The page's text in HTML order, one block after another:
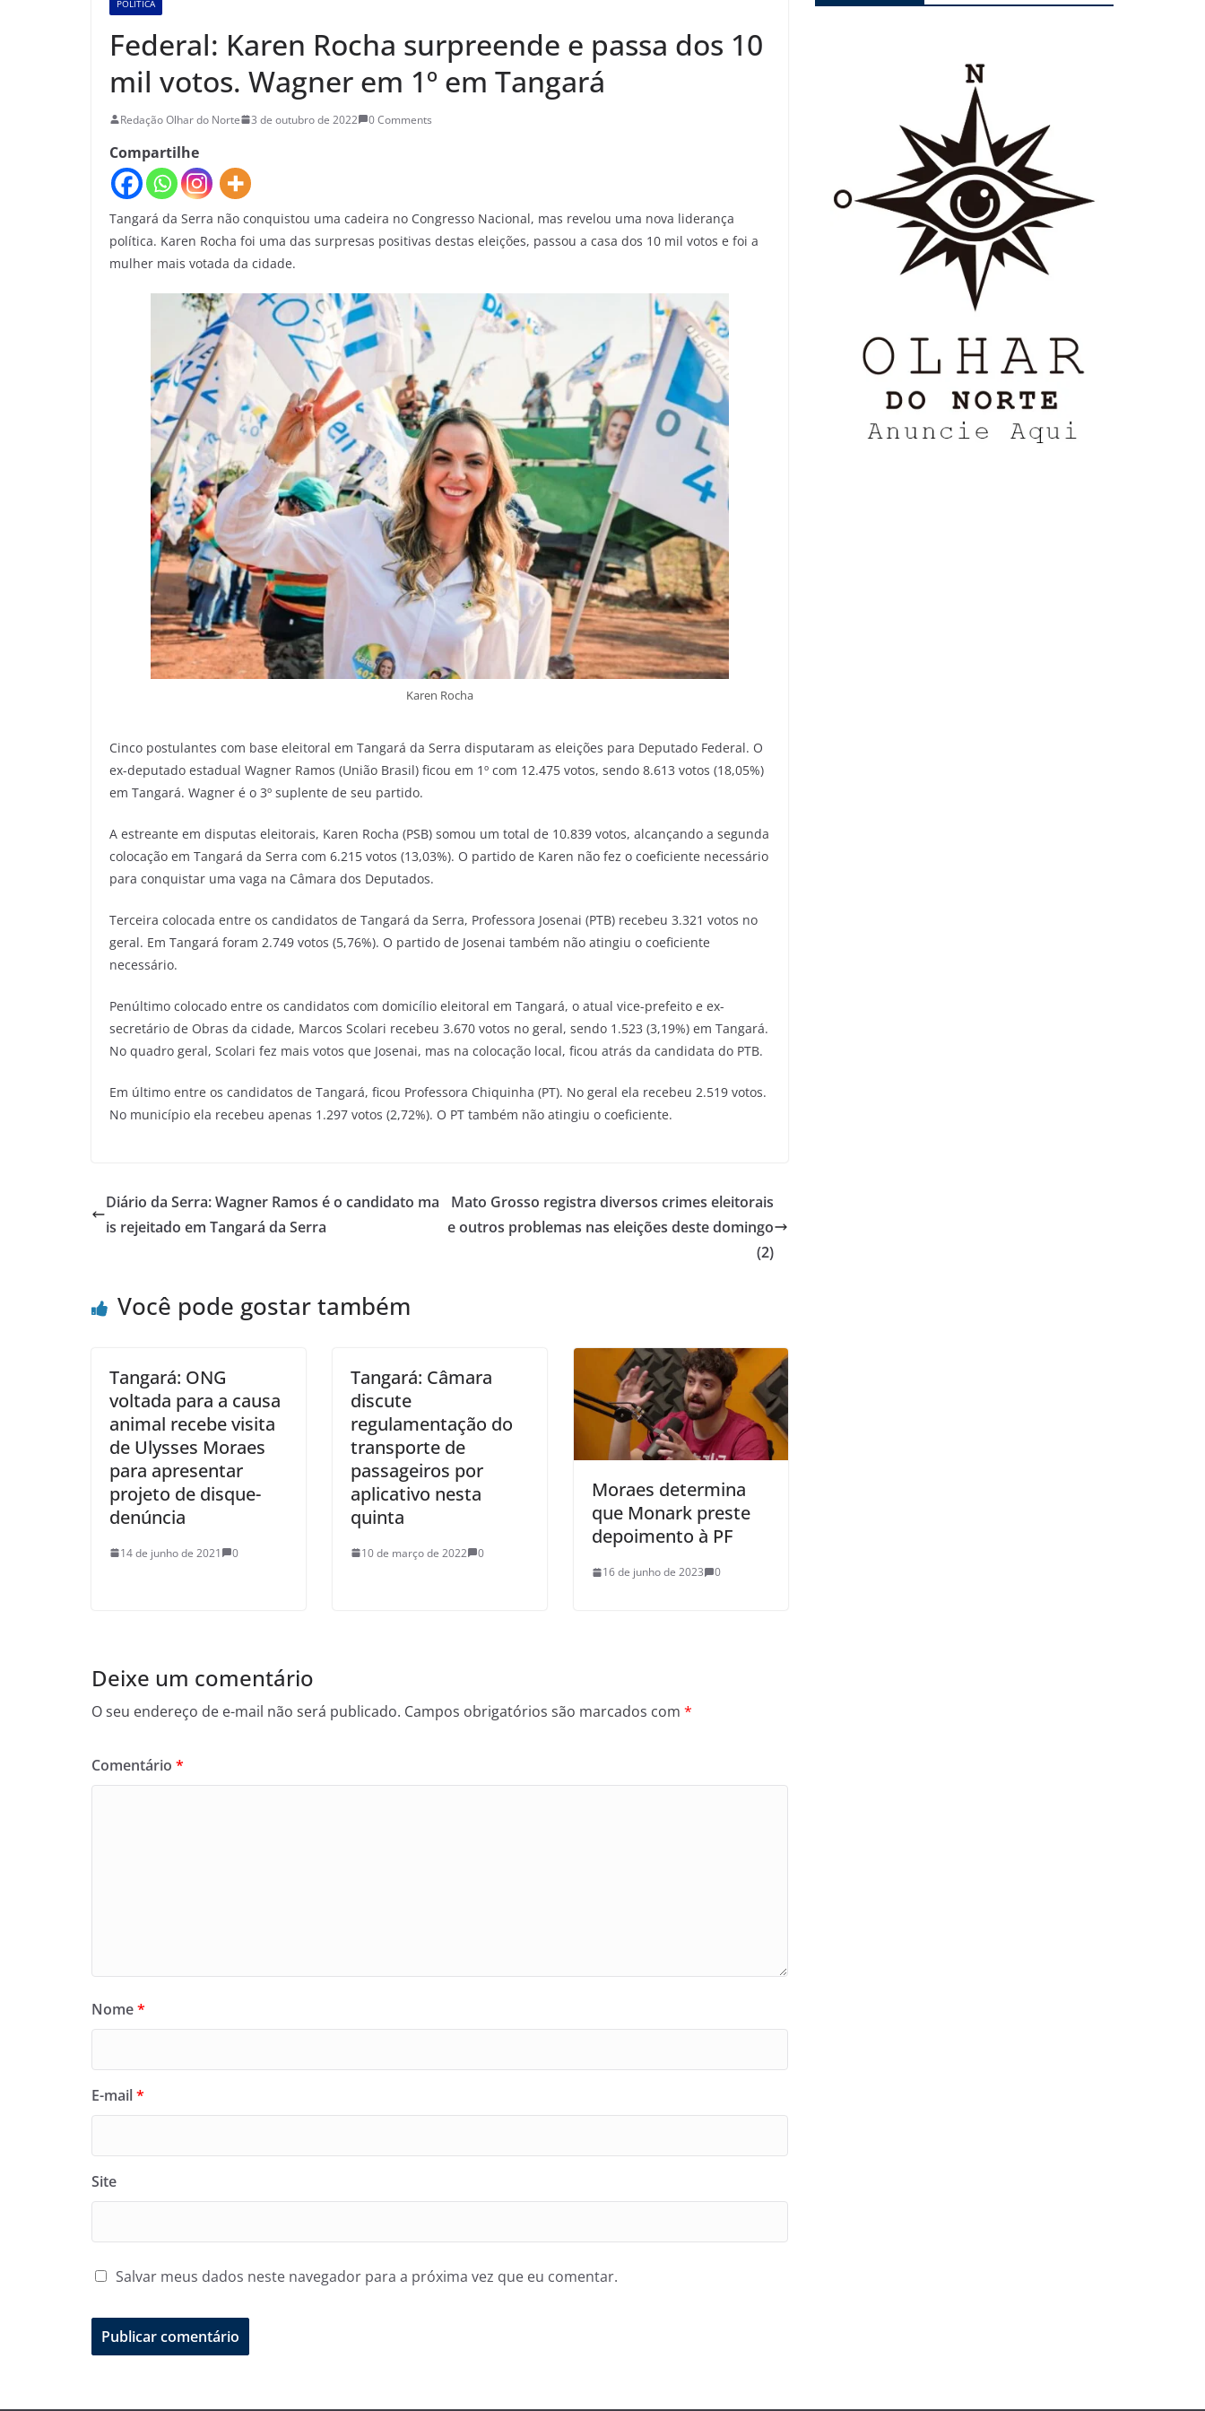
POLÍTICA
Federal: Karen Rocha surpreende e passa dos 10
mil votos. Wagner em 1º em Tangará
Redação Olhar do Norte 3 de outubro de 2022 0 Comments
Compartilhe
Tangará da Serra não conquistou uma cadeira no Congresso Nacional, mas revelou uma nova liderança
política. Karen Rocha foi uma das surpresas positivas destas eleições, passou a casa dos 10 mil votos e foi a
mulher mais votada da cidade.
Karen Rocha
Cinco postulantes com base eleitoral em Tangará da Serra disputaram as eleições para Deputado Federal. O
ex-deputado estadual Wagner Ramos (União Brasil) ficou em 1º com 12.475 votos, sendo 8.613 votos (18,05%)
em Tangará. Wagner é o 3º suplente de seu partido.
A estreante em disputas eleitorais, Karen Rocha (PSB) somou um total de 10.839 votos, alcançando a segunda
colocação em Tangará da Serra com 6.215 votos (13,03%). O partido de Karen não fez o coeficiente necessário
para conquistar uma vaga na Câmara dos Deputados.
Terceira colocada entre os candidatos de Tangará da Serra, Professora Josenai (PTB) recebeu 3.321 votos no
geral. Em Tangará foram 2.749 votos (5,76%). O partido de Josenai também não atingiu o coeficiente
necessário.
Penúltimo colocado entre os candidatos com domicílio eleitoral em Tangará, o atual vice-prefeito e ex-
secretário de Obras da cidade, Marcos Scolari recebeu 3.670 votos no geral, sendo 1.523 (3,19%) em Tangará.
No quadro geral, Scolari fez mais votos que Josenai, mas na colocação local, ficou atrás da candidata do PTB.
Em último entre os candidatos de Tangará, ficou Professora Chiquinha (PT). No geral ela recebeu 2.519 votos.
No município ela recebeu apenas 1.297 votos (2,72%). O PT também não atingiu o coeficiente.
Diário da Serra: Wagner Ramos é o candidato ma
is rejeitado em Tangará da Serra
Mato Grosso registra diversos crimes eleitorais
e outros problemas nas eleições deste domingo
(2)
Você pode gostar também
Tangará: ONG
voltada para a causa
animal recebe visita
de Ulysses Moraes
para apresentar
projeto de disque-
denúncia
14 de junho de 2021 0
Tangará: Câmara
discute
regulamentação do
transporte de
passageiros por
aplicativo nesta
quinta
10 de março de 2022 0
Moraes determina
que Monark preste
depoimento à PF
16 de junho de 2023 0
Deixe um comentário
O seu endereço de e-mail não será publicado. Campos obrigatórios são marcados com *
Comentário *
Nome*
E-mail*
Site
Salvar meus dados neste navegador para a próxima vez que eu comentar.